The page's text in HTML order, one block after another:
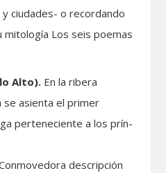
ciudades- o recordando
mitología Los seis poemas
Alto). En la ribera
se asienta el primer
perteneciente a los prín­
descripción